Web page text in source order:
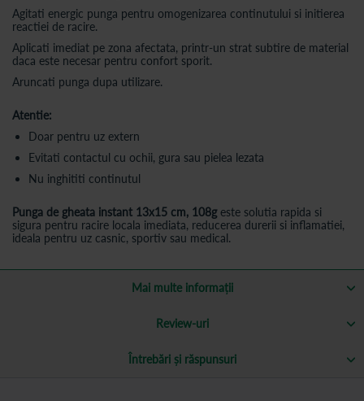
Agitati energic punga pentru omogenizarea continutului si initierea
reactiei de racire.
Aplicati imediat pe zona afectata, printr-un strat subtire de material
daca este necesar pentru confort sporit.
Aruncati punga dupa utilizare.
Atentie:
Doar pentru uz extern
Evitati contactul cu ochii, gura sau pielea lezata
Nu inghititi continutul
Punga de gheata instant 13x15 cm, 108geste solutia rapida si
sigura pentru racire locala imediata, reducerea durerii si inflamatiei,
ideala pentru uz casnic, sportiv sau medical.
Mai multe informații
Review-uri
Întrebări și răspunsuri